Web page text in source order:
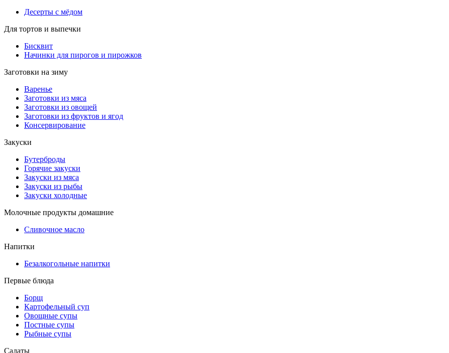
Десерты с мёдом
Для тортов и выпечки
Бисквит
Начинки для пирогов и пирожков
Заготовки на зиму
Варенье
Заготовки из мяса
Заготовки из овощей
Заготовки из фруктов и ягод
Консервирование
Закуски
Бутерброды
Горячие закуски
Закуски из мяса
Закуски из рыбы
Закуски холодные
Молочные продукты домашние
Сливочное масло
Напитки
Безалкогольные напитки
Первые блюда
Борщ
Картофельный суп
Овощные супы
Постные супы
Рыбные супы
Салаты